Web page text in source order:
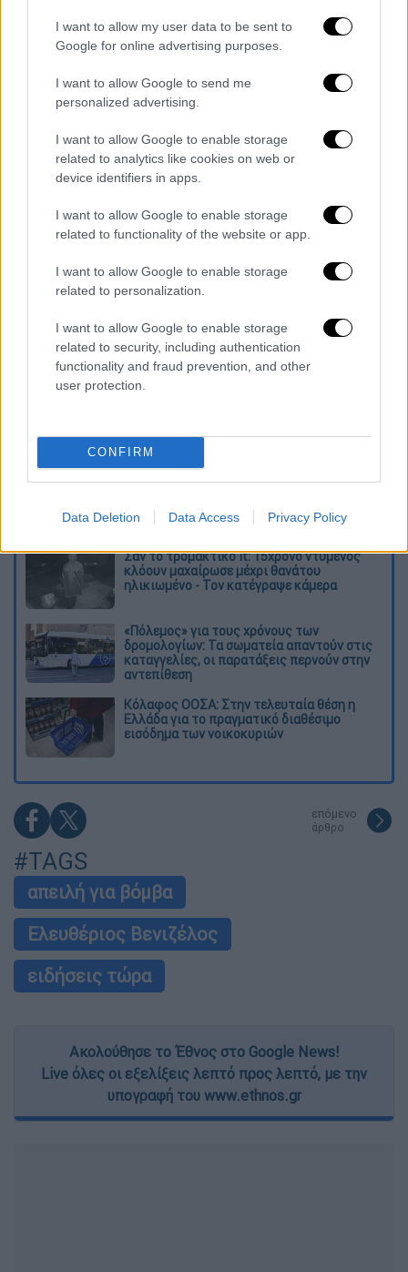
I want to allow my user data to be sent to
Google for online advertising purposes.
I want to allow Google to send me
personalized advertising.
I want to allow Google to enable storage
related to analytics like cookies on web or
device identifiers in apps.
I want to allow Google to enable storage
related to functionality of the website or app.
I want to allow Google to enable storage
related to personalization.
I want to allow Google to enable storage
related to security, including authentication
functionality and fraud prevention, and other
user protection.
CONFIRM
Data Deletion Data Access Privacy Policy
Πρόταση μομφής: «Η καλύτερη άμυνα
είναι η επίθεση» -Τι θα πει ο
Μητσοτάκης στη Βουλή
«Φωτιές» στην Άγκυρα άναψε το βιβλίο
χρησιμοποιήσει ο Ερντογάν τις δυτικές
επιθέσεις, στο δρόμο προς τις κάλπες
Μείωση κλινικών, μετακίνηση
προσωπικού, νέες μονάδες: Σαρωτικές
αλλαγές στα νοσοκομεία – Το σχέδιο
του υπουργείου Υγείας
Κλειστά σχολεία την Παρασκευή λόγω
χτυπήσει το κουδούνι
Ομιλος Φουρλής: Γιατί έφυγε από την
Τουρκία – Σε ποιον πούλησε την
Διαβάστε ακόμη
Δημιούργησαν με AI νέους ιούς μέσα σε
επιστήμονες
Σαν το τρομακτικό It: 15χρονο ντυμένος
κλόουν μαχαίρωσε μέχρι θανάτου
ηλικιωμένο - Τον κατέγραψε κάμερα
«Πόλεμος» για τους χρόνους των
δρομολογίων: Τα σωματεία απαντούν στις
καταγγελίες, οι παρατάξεις περνούν στην
αντεπίθεση
Κόλαφος ΟΟΣΑ: Στην τελευταία θέση η
Ελλάδα για το πραγματικό διαθέσιμο
εισόδημα των νοικοκυριών
επόμενο
άρθρο
#TAGS
απειλή για βόμβα
Ελευθέριος Βενιζέλος
ειδήσεις τώρα
Ακολούθησε το Έθνος στο Google News!
Live όλες οι εξελίξεις λεπτό προς λεπτό, με την
υπογραφή του www.ethnos.gr